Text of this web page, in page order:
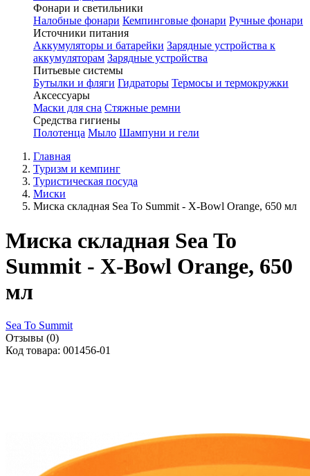
Фонари и светильники
Налобные фонари Кемпинговые фонари Ручные фонари
Источники питания
Аккумуляторы и батарейки Зарядные устройства к
аккумуляторам Зарядные устройства
Питьевые системы
Бутылки и фляги Гидраторы Термосы и термокружки
Аксессуары
Маски для сна Стяжные ремни
Средства гигиены
Полотенца Мыло Шампуни и гели
Главная
Туризм и кемпинг
Туристическая посуда
Миски
Миска складная Sea To Summit - X-Bowl Orange, 650 мл
Миска складная Sea To
Summit - X-Bowl Orange, 650
мл
Sea To Summit
Отзывы (0)
Код товара: 001456-01